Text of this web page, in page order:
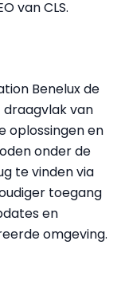
van CLS.
Benelux de
van
oplossingen en
onder de
te vinden via
toegang
en
omgeving.